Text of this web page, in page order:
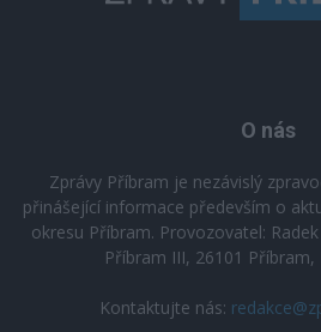
O nás
Zprávy Příbram je nezávislý
přinášející informace především o
okresu Příbram. Provozovatel:
Příbram III, 26101 Příbram,
Kontaktujte nás: